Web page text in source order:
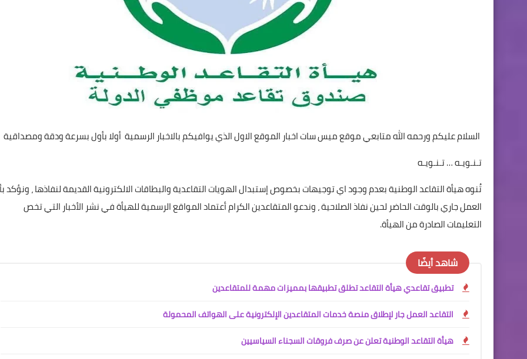
السلام عليكم ورحمه الله متابعي موقع ميس سات اخبار الموقع الاول الذي يوافيكم بالاخبار الرسمية أولا بأول بسرعة ودقة ومصداقية
تـنـويـه … تـنـويـه
تُنوه هيأة التقاعد الوطنية بعدم وجود اي توجيهات بخصوص إستبدال الهويات التقاعدية والبطاقات الالكترونية القديمة لنفاذها ، ونؤكد
العمل جاري بالوقت الحاضر لحين نفاذ الصلاحية ، وندعو المتقاعدين الكرام أعتماد المواقع الرسمية للهيأة في نشر الأخبار التي تخص
التعليمات الصادرة من الهيأة.
شاهد أيضًا
تطبيق تقاعدي هيأة التقاعد تطلق تطبيقها بمميزات مهمة للمتقاعدين
التقاعد العمل جار لإطلاق منصة خدمات المتقاعدين الإلكترونية على الهواتف المحمولة
هيأة التقاعد الوطنية تعلن عن صرف فروقات السجناء السياسيين
علي المالكي
علي المالكي
01 يونيو 2021